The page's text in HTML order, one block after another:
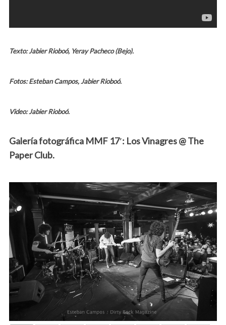
Texto: Jabier Rioboó, Yeray Pacheco (Bejo).
Fotos: Esteban Campos, Jabier Rioboó.
Video: Jabier Rioboó.
Galería fotográfica MMF 17′: Los Vinagres @ The
Paper Club.